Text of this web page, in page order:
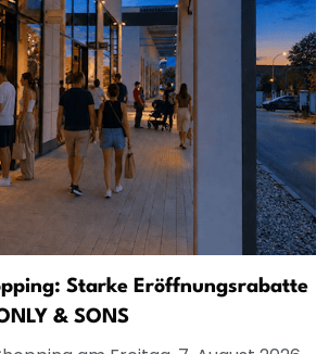
Starke Eröffnungsrabatte
& SONS